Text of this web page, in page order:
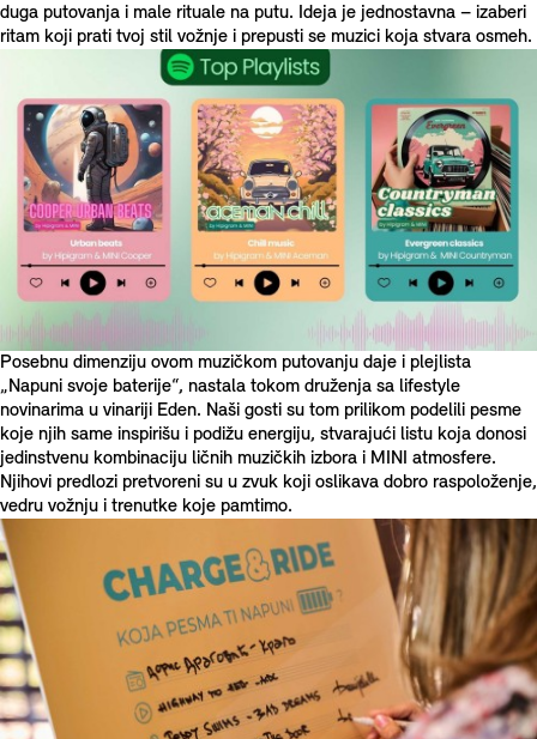
duga putovanja i male rituale na putu. Ideja je jednostavna – izaberi
ritam koji prati tvoj stil vožnje i prepusti se muzici koja stvara osmeh.
Posebnu dimenziju ovom muzičkom putovanju daje i plejlista
„Napuni svoje baterije“, nastala tokom druženja sa lifestyle
novinarima u vinariji Eden. Naši gosti su tom prilikom podelili pesme
koje njih same inspirišu i podižu energiju, stvarajući listu koja donosi
jedinstvenu kombinaciju ličnih muzičkih izbora i MINI atmosfere.
Njihovi predlozi pretvoreni su u zvuk koji oslikava dobro raspoloženje,
vedru vožnju i trenutke koje pamtimo.